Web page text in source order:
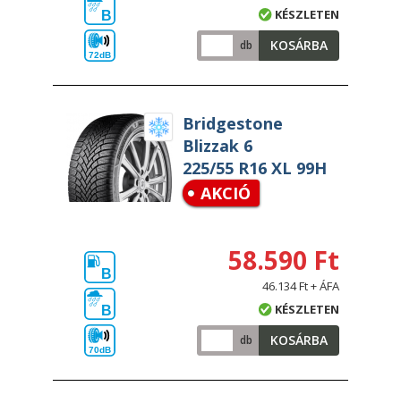
B
72dB
KÉSZLETEN
db KOSÁRBA
Bridgestone
Blizzak 6
225/55 R16 XL 99H
AKCIÓ
B
B
70dB
58.590 Ft
46.134 Ft + ÁFA
KÉSZLETEN
db KOSÁRBA